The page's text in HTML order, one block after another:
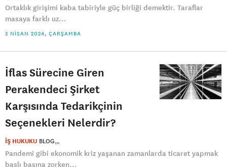
Ortaklık girişimi kaba tabiriyle güç birliği demektir. Taraflar
masaya farklı uz...
3 NISAN 2024, ÇARŞAMBA
İflas Sürecine Giren
Perakendeci Şirket
Karşısında Tedarikçinin
Seçenekleri Nelerdir?
İŞ HUKUKU BLOG
Pandemi gibi ekonomik kriz yaşanan zamanlarda ticaret yapmak
başlı başına zorken...